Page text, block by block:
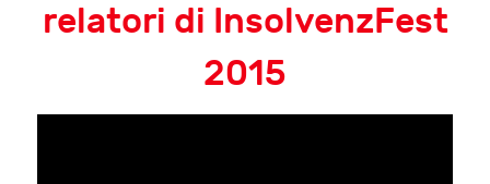
relatori di InsolvenzFest
2015